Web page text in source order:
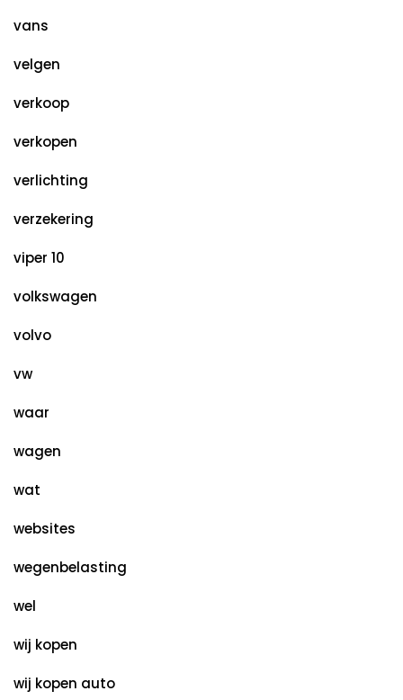
vans
velgen
verkoop
verkopen
verlichting
verzekering
viper 10
volkswagen
volvo
vw
waar
wagen
wat
websites
wegenbelasting
wel
wij kopen
wij kopen auto